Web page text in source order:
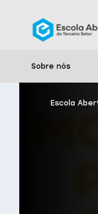
Sobre nós
Escola